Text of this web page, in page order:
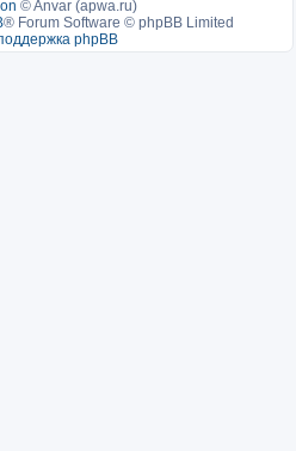
©Anvar (apwa.ru)
® Forum Software © phpBB Limited
phpBB